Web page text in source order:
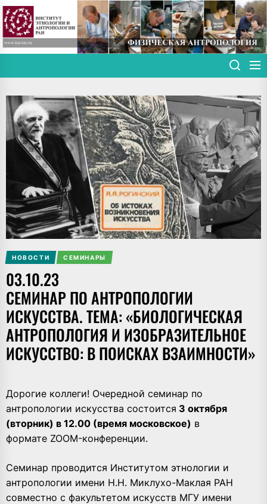
Skip
to
the
content
НОВОСТИ СЕМИНАРЫ
03.10.23
СЕМИНАР ПО АНТРОПОЛОГИИ
ИСКУССТВА. ТЕМА: «БИОЛОГИЧЕСКАЯ
АНТРОПОЛОГИЯ И ИЗОБРАЗИТЕЛЬНОЕ
ИСКУССТВО: В ПОИСКАХ ВЗАИМНОСТИ»
Дорогие коллеги! Очередной семинар по
антропологии искусства состоится 3 октября
(вторник) в 12.00 (время московское) в
формате ZOOM-конференции.
Семинар проводится Институтом этнологии и
антропологии имени Н.Н. Миклухо-Маклая РАН
совместно с факультетом искусств МГУ имени